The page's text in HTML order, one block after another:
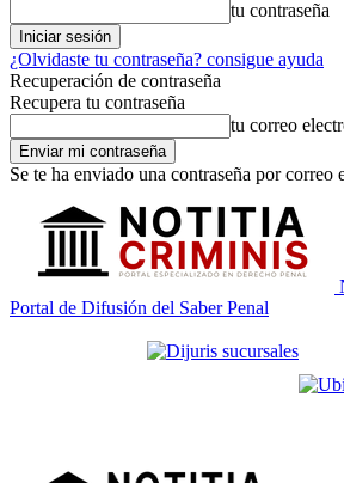
tu contraseña
¿Olvidaste tu contraseña? consigue ayuda
Recuperación de contraseña
Recupera tu contraseña
tu correo
Se te ha enviado una contraseña por correo
Portal de Difusión del Saber Penal